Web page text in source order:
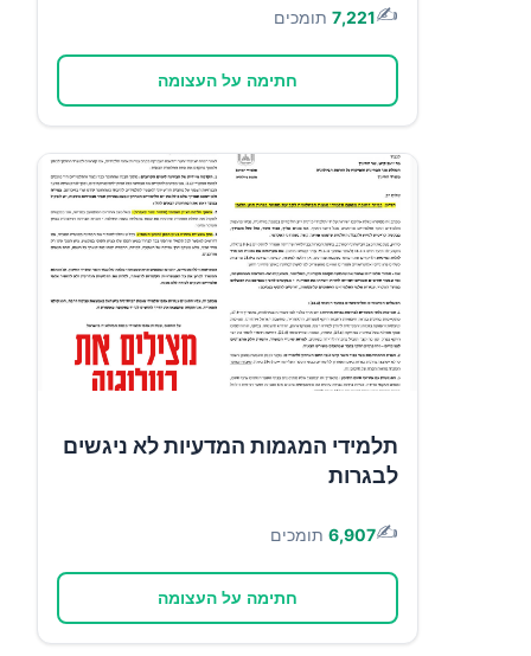
✍️
7,221 תומכים
חתימה על העצומה
תלמידי המגמות המדעיות לא ניגשים
לבגרות
✍️
6,907 תומכים
חתימה על העצומה